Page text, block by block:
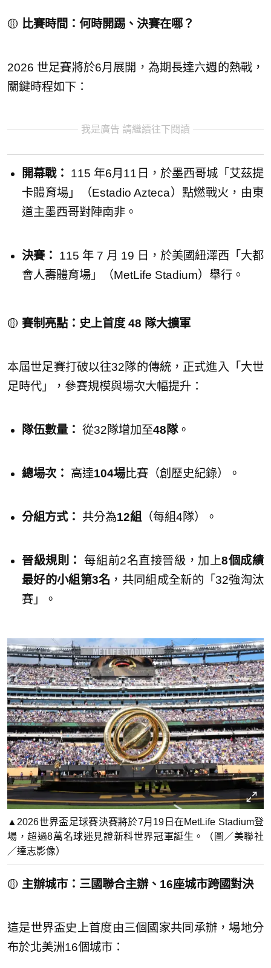
🟡 比賽時間：何時開踢、決賽在哪？
2026 世足賽將於6月展開，為期長達六週的熱戰，
關鍵時程如下：
我是廣告 請繼續往下閱讀
開幕戰：
115 年6月11日，於墨西哥城「艾茲提
卡體育場」（Estadio Azteca）點燃戰火，由東
道主墨西哥對陣南非。
決賽：
115 年 7 月 19 日，於美國紐澤西「大都
會人壽體育場」（MetLife Stadium）舉行。
🟡 賽制亮點：史上首度 48 隊大擴軍
本屆世足賽打破以往32隊的傳統，正式進入「大世
足時代」，參賽規模與場次大幅提升：
隊伍數量： 從32隊增加至48隊。
總場次： 高達104場比賽（創歷史紀錄）。
分組方式： 共分為12組 （每組4隊）。
晉級規則： 每組前2名直接晉級，加上8個成績
最好的小組第3名 ，共同組成全新的「32強淘汰
賽」。
▲2026世界盃足球賽決賽將於7月19日在MetLife Stadium登
場，超過8萬名球迷見證新科世界冠軍誕生。（圖／美聯社
／達志影像）
🟡 主辦城市：三國聯合主辦、16座城市跨國對決
這是世界盃史上首度由三個國家共同承辦，場地分
布於北美洲16個城市：